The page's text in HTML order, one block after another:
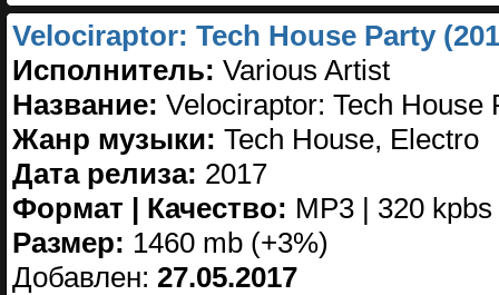
Velociraptor: Tech House Party
Исполнитель: Various Artist
Название: Velociraptor: Tech House
Жанр музыки: Tech House, Electro
Дата релиза: 2017
Формат | Качество: MP3 | 320 kpbs
Размер: 1460 mb (+3%)
Добавлен: 27.05.2017